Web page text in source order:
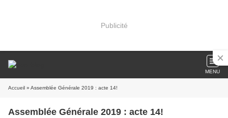
Publicité
MENU
Accueil » Assemblée Générale 2019 : acte 14!
Assemblée Générale 2019 : acte 14!